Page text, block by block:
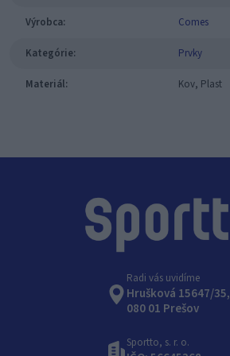
Výrobca: Comes
Kategórie: Prvky
Materiál: Kov, Plast
Radi vás uvidíme
Hrušková 15647/35,
080 01 Prešov
Sportto, s. r. o.